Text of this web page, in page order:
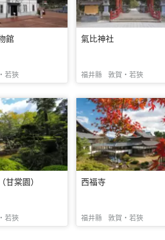
館
若狹
氣比神社
福井縣 敦賀・若狹
甘棠園）
若狹
西福寺
福井縣 敦賀・若狹